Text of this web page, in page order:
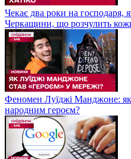
Чекає два роки на господаря,
Черкащини, що розчулить
Феномен Луїджі Манджоне: як
народним героєм?